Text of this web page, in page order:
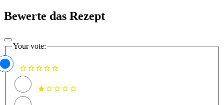
Bewerte das Rezept
Your vote: